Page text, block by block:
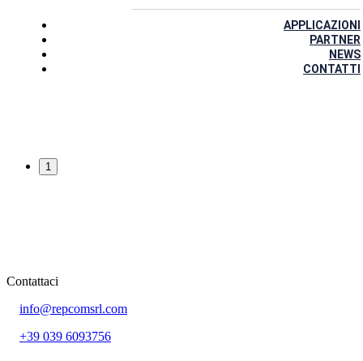
APPLICAZIONI
PARTNER
NEWS
CONTATTI
1
Contattaci
info@repcomsrl.com
+39 039 6093756